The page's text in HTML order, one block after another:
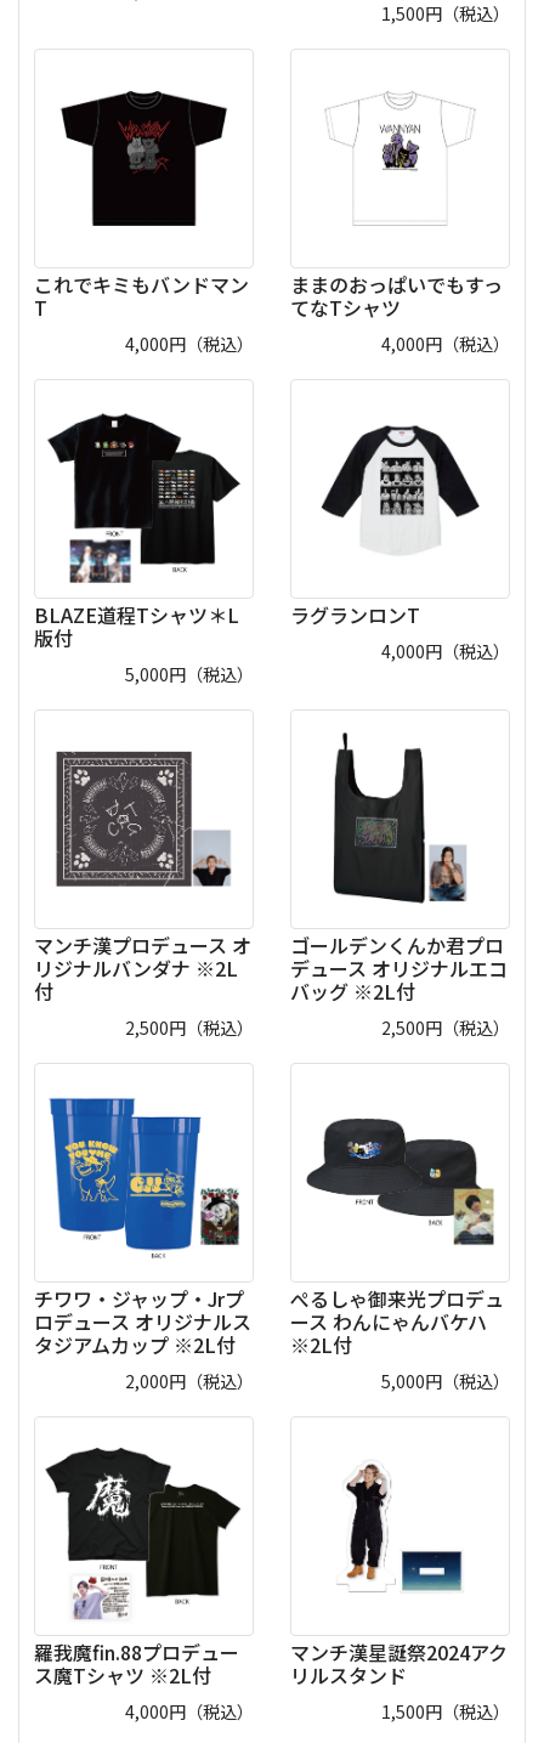
1,500円（税込）
これでキミもバンドマン
T
4,000円（税込）
ままのおっぱいでもすっ
てなTシャツ
4,000円（税込）
BLAZE道程Tシャツ＊L
版付
5,000円（税込）
ラグランロンT
4,000円（税込）
マンチ漢プロデュース オ
リジナルバンダナ ※2L
付
2,500円（税込）
ゴールデンくんか君プロ
デュース オリジナルエコ
バッグ ※2L付
2,500円（税込）
チワワ・ジャップ・Jrプ
ロデュース オリジナルス
タジアムカップ ※2L付
2,000円（税込）
ぺるしゃ御来光プロデュ
ース わんにゃんバケハ
※2L付
5,000円（税込）
羅我魔fin.88プロデュー
ス魔Tシャツ ※2L付
4,000円（税込）
マンチ漢星誕祭2024アク
リルスタンド
1,500円（税込）